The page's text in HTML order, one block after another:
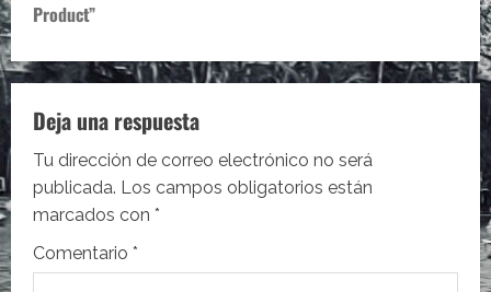
g
a
c
i
ó
n
Product”
Deja una respuesta
Tu dirección de correo electrónico no será
publicada. Los campos obligatorios están
marcados con *
Comentario *